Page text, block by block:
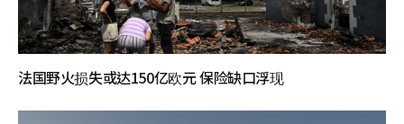
法国野火损失或达150亿欧元 保险缺口浮现